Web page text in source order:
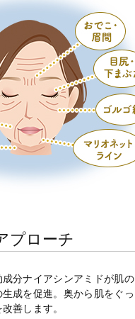
プローチ
分ナイアシンアミドが肌の
成を促進。奥から肌をぐっ
善します。